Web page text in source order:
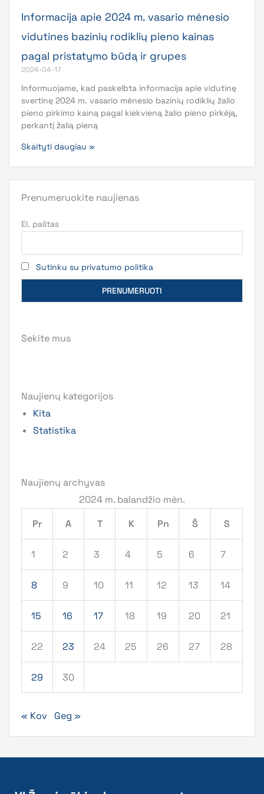
Informacija apie 2024 m. vasario mėnesio
vidutines bazinių rodiklių pieno kainas
pagal pristatymo būdą ir grupes
2024-04-17
Informuojame, kad paskelbta informacija apie vidutinę
svertinę 2024 m. vasario mėnesio bazinių rodiklių žalio
pieno pirkimo kainą pagal kiekvieną žalio pieno pirkėją,
perkantį žalią pieną
Skaityti daugiau »
Prenumeruokite naujienas
El. paštas
Sutinku su privatumo politika
Sekite mus
Naujienų kategorijos
Kita
Statistika
Naujienų archyvas
2024 m. balandžio mėn.
Pr
A T K Pn Š S
1 2 3 4 5 6 7
8 9 10 11 12 13 14
15 16 17 18 19 20 21
22 23 24 25 26 27 28
29 30
« Kov Geg »